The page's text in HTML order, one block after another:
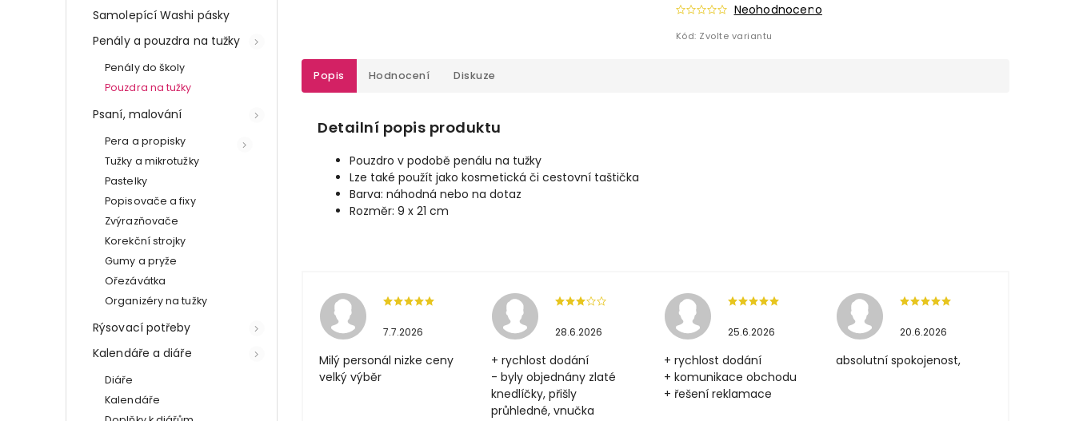
Samolepící Washi pásky
Penály a pouzdra na tužky
Penály do školy
Pouzdra na tužky
Psaní, malování
Pera a propisky
Tužky a mikrotužky
Pastelky
Popisovače a fixy
Zvýrazňovače
Korekční strojky
Gumy a pryže
Ořezávátka
Organizéry na tužky
Rýsovací potřeby
Kalendáře a diáře
Diáře
Kalendáře
Neohodnoceno
Kód: Zvolte variantu
Popis Hodnocení Diskuze
Detailní popis produktu
Pouzdro v podobě penálu na tužky
Lze také použít jako kosmetická či cestovní taštička
Barva: náhodná nebo na dotaz
Rozměr: 9 x 21 cm
7.7.2026
Milý personál nizke ceny
velký výběr
28.6.2026
+ rychlost dodání
- byly objednány zlaté
knedlíčky, přišly
průhledné, vnučka
25.6.2026
+ rychlost dodání
+ komunikace obchodu
+ řešení reklamace
20.6.2026
absolutní spokojenost,